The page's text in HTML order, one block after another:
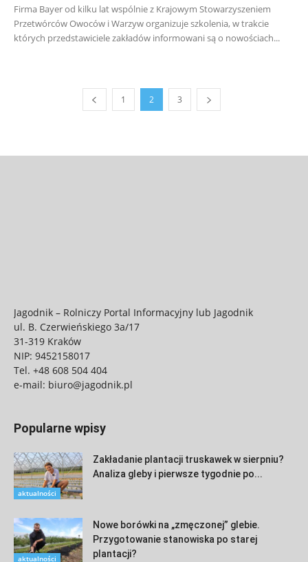
Firma Bayer od kilku lat wspólnie z Krajowym Stowarzyszeniem
Przetwórców Owoców i Warzyw organizuje szkolenia, w trakcie
których przedstawiciele zakładów informowani są o nowościach...
1 2 3
Jagodnik – Rolniczy Portal Informacyjny lub Jagodnik
ul. B. Czerwieńskiego 3a/17
31-319 Kraków
NIP: 9452158017
Tel. +48 608 504 404
e-mail: biuro@jagodnik.pl
Popularne wpisy
aktualności
Zakładanie plantacji truskawek w sierpniu?
Analiza gleby i pierwsze tygodnie po...
aktualności
Nowe borówki na „zmęczonej” glebie.
Przygotowanie stanowiska po starej
plantacji?